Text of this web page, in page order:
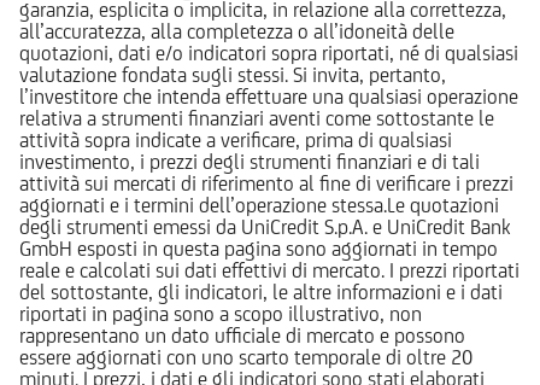
garanzia, esplicita o implicita, in relazione alla correttezza,
all’accuratezza, alla completezza o all’idoneità delle
quotazioni, dati e/o indicatori sopra riportati, né di qualsiasi
valutazione fondata sugli stessi. Si invita, pertanto,
l’investitore che intenda effettuare una qualsiasi operazione
relativa a strumenti finanziari aventi come sottostante le
attività sopra indicate a verificare, prima di qualsiasi
investimento, i prezzi degli strumenti finanziari e di tali
attività sui mercati di riferimento al fine di verificare i prezzi
aggiornati e i termini dell’operazione stessa.Le quotazioni
degli strumenti emessi da UniCredit S.p.A. e UniCredit Bank
GmbH esposti in questa pagina sono aggiornati in tempo
reale e calcolati sui dati effettivi di mercato. I prezzi riportati
del sottostante, gli indicatori, le altre informazioni e i dati
riportati in pagina sono a scopo illustrativo, non
rappresentano un dato ufficiale di mercato e possono
essere aggiornati con uno scarto temporale di oltre 20
minuti. I prezzi, i dati e gli indicatori sono stati elaborati